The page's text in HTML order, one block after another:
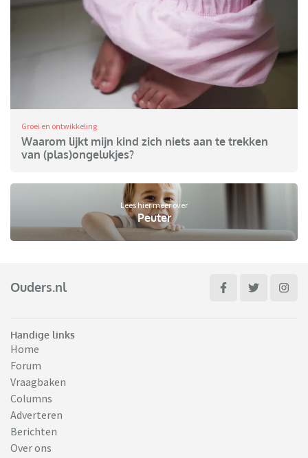
Groei en ontwikkeling
Waarom lijkt mijn kind zich niets aan te trekken
van (plas)ongelukjes?
Lees hier meer over
Peuter
Ouders.nl
Handige links
Home
Forum
Vraagbaken
Columns
Adverteren
Berichten
Over ons